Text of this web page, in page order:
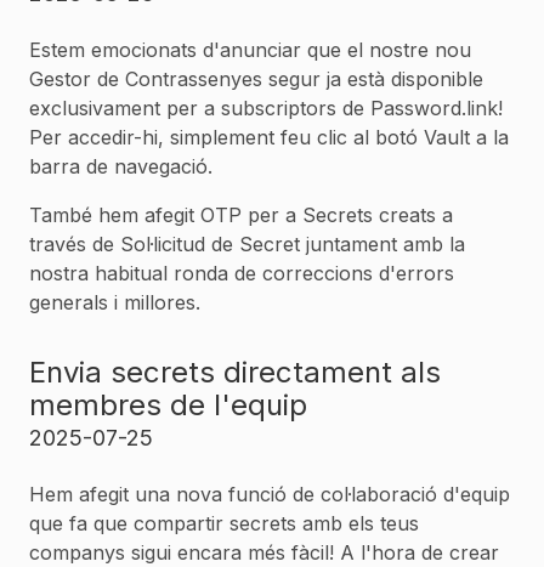
Estem emocionats d'anunciar que el nostre nou
Gestor de Contrassenyes segur ja està disponible
exclusivament per a subscriptors de Password.link!
Per accedir-hi, simplement feu clic al botó Vault a la
barra de navegació.
També hem afegit OTP per a Secrets creats a
través de Sol·licitud de Secret juntament amb la
nostra habitual ronda de correccions d'errors
generals i millores.
Envia secrets directament als
membres de l'equip
2025-07-25
Hem afegit una nova funció de col·laboració d'equip
que fa que compartir secrets amb els teus
companys sigui encara més fàcil! A l'hora de crear